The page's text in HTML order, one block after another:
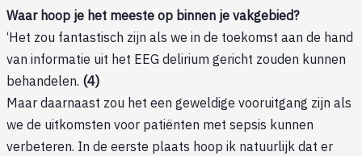
Waar hoop je het meeste op binnen je vakgebied?
‘Het zou fantastisch zijn als we in de toekomst aan de hand
van informatie uit het EEG delirium gericht zouden kunnen
behandelen. (4)
Maar daarnaast zou het een geweldige vooruitgang zijn als
we de uitkomsten voor patiënten met sepsis kunnen
verbeteren. In de eerste plaats hoop ik natuurlijk dat er